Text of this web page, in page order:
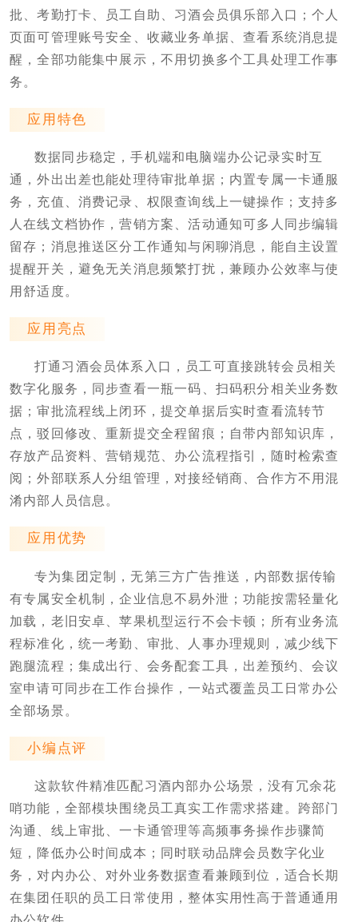
批、考勤打卡、员工自助、习酒会员俱乐部入口；个人
页面可管理账号安全、收藏业务单据、查看系统消息提
醒，全部功能集中展示，不用切换多个工具处理工作事
务。
应用特色
数据同步稳定，手机端和电脑端办公记录实时互
通，外出出差也能处理待审批单据；内置专属一卡通服
务，充值、消费记录、权限查询线上一键操作；支持多
人在线文档协作，营销方案、活动通知可多人同步编辑
留存；消息推送区分工作通知与闲聊消息，能自主设置
提醒开关，避免无关消息频繁打扰，兼顾办公效率与使
用舒适度。
应用亮点
打通习酒会员体系入口，员工可直接跳转会员相关
数字化服务，同步查看一瓶一码、扫码积分相关业务数
据；审批流程线上闭环，提交单据后实时查看流转节
点，驳回修改、重新提交全程留痕；自带内部知识库，
存放产品资料、营销规范、办公流程指引，随时检索查
阅；外部联系人分组管理，对接经销商、合作方不用混
淆内部人员信息。
应用优势
专为集团定制，无第三方广告推送，内部数据传输
有专属安全机制，企业信息不易外泄；功能按需轻量化
加载，老旧安卓、苹果机型运行不会卡顿；所有业务流
程标准化，统一考勤、审批、人事办理规则，减少线下
跑腿流程；集成出行、会务配套工具，出差预约、会议
室申请可同步在工作台操作，一站式覆盖员工日常办公
全部场景。
小编点评
这款软件精准匹配习酒内部办公场景，没有冗余花
哨功能，全部模块围绕员工真实工作需求搭建。跨部门
沟通、线上审批、一卡通管理等高频事务操作步骤简
短，降低办公时间成本；同时联动品牌会员数字化业
务，对内办公、对外业务数据查看兼顾到位，适合长期
在集团任职的员工日常使用，整体实用性高于普通通用